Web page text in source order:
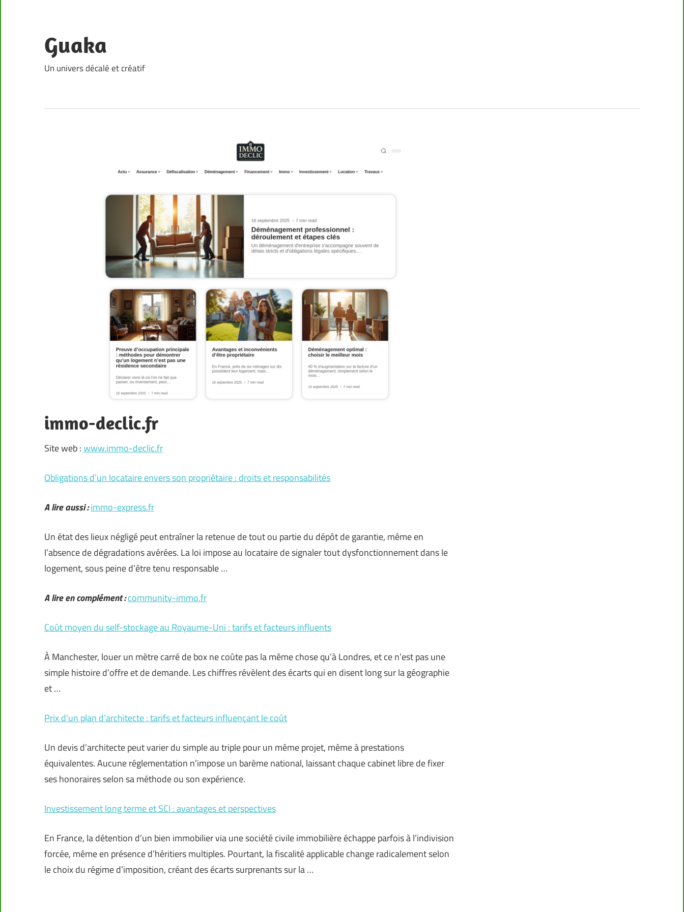
content
Guaka
Un univers décalé et créatif
immo-declic.fr
Site web :www.immo-declic.fr
Obligations d’un locataire envers son propriétaire : droits et responsabilités
A lire aussi :immo-express.fr
Un état des lieux négligé peut entraîner la retenue de tout ou partie du dépôt de garantie, même en
l’absence de dégradations avérées. La loi impose au locataire de signaler tout dysfonctionnement dans le
logement, sous peine d’être tenu responsable …
A lire en complément :community-immo.fr
Coût moyen du self-stockage au Royaume-Uni : tarifs et facteurs influents
À Manchester, louer un mètre carré de box ne coûte pas la même chose qu’à Londres, et ce n’est pas une
simple histoire d’offre et de demande. Les chiffres révèlent des écarts qui en disent long sur la géographie
et …
Prix d’un plan d’architecte : tarifs et facteurs influençant le coût
Un devis d’architecte peut varier du simple au triple pour un même projet, même à prestations
équivalentes. Aucune réglementation n’impose un barème national, laissant chaque cabinet libre de fixer
ses honoraires selon sa méthode ou son expérience.
Investissement long terme et SCI : avantages et perspectives
En France, la détention d’un bien immobilier via une société civile immobilière échappe parfois à l’indivision
forcée, même en présence d’héritiers multiples. Pourtant, la fiscalité applicable change radicalement selon
le choix du régime d’imposition, créant des écarts surprenants sur la …